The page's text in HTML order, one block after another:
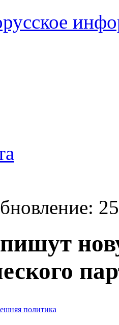
политика